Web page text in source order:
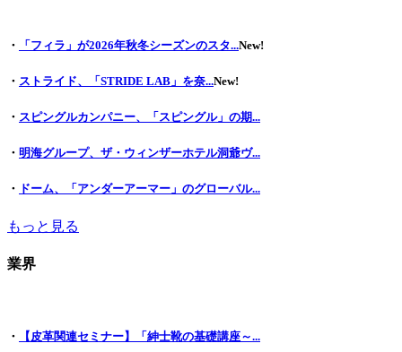
・ 「フィラ」が2026年秋冬シーズンのスタ...New!
・ ストライド、「STRIDE LAB」を奈...New!
・ スピングルカンパニー、「スピングル」の期...
・ 明海グループ、ザ・ウィンザーホテル洞爺ヴ...
・ ドーム、「アンダーアーマー」のグローバル...
もっと見る
業界
・ 【皮革関連セミナー】「紳士靴の基礎講座～...